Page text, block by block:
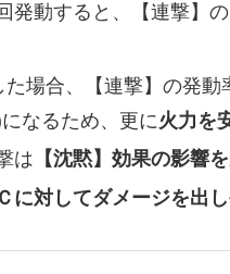
発動すると、【連撃】の
場合、【連撃】の発
なるため、更に火力を
は 【沈黙】効果の影響
に対してダメージを出